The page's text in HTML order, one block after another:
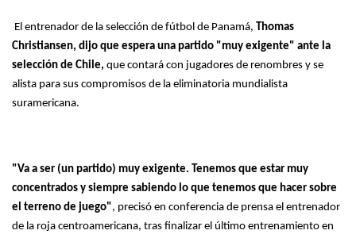
El entrenador de la selección de fútbol de Panamá, Thomas
Christiansen, dijo que espera una partido "muy exigente" ante la
selección de Chile, que contará con jugadores de renombres y se
alista para sus compromisos de la eliminatoria mundialista
suramericana.
"Va a ser (un partido) muy exigente. Tenemos que estar muy
concentrados y siempre sabiendo lo que tenemos que hacer sobre
el terreno de juego", precisó en conferencia de prensa el entrenador
de la roja centroamericana, tras finalizar el último entrenamiento en